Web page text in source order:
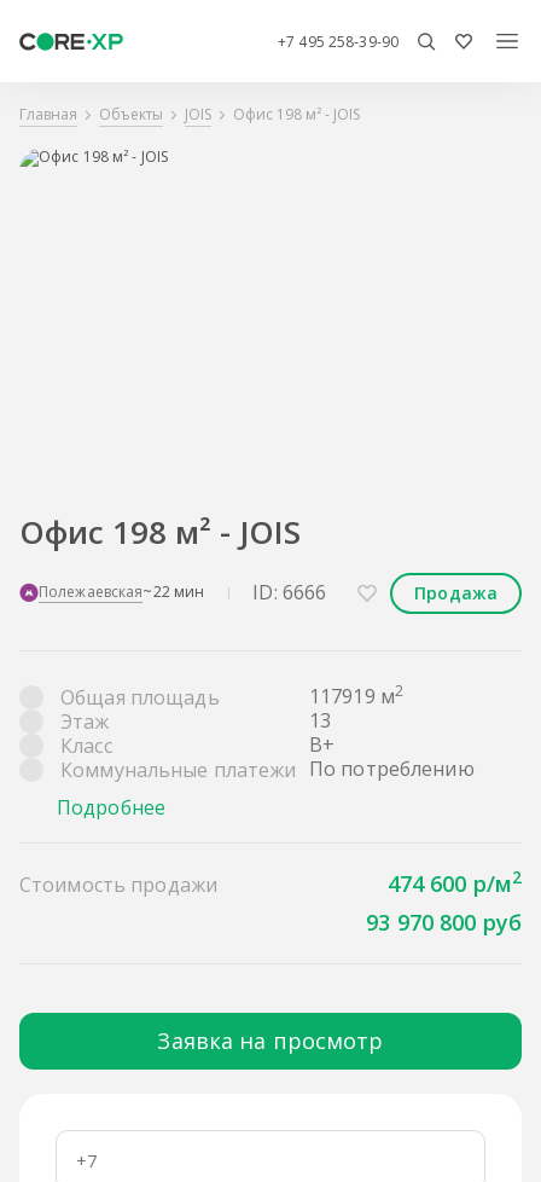
+7 495 258-39-90
Главная Объекты JOIS Офис 198 м² - JOIS
Офис 198 м² - JOIS
Полежаевская~22 мин ID: 6666 Продажа
Общая площадь 117919 м2
Этаж
13
Класс
B+
Коммунальные платежи По потреблению
Подробнее
Стоимость продажи 474 600 р/м2
93 970 800 руб
Заявка на просмотр